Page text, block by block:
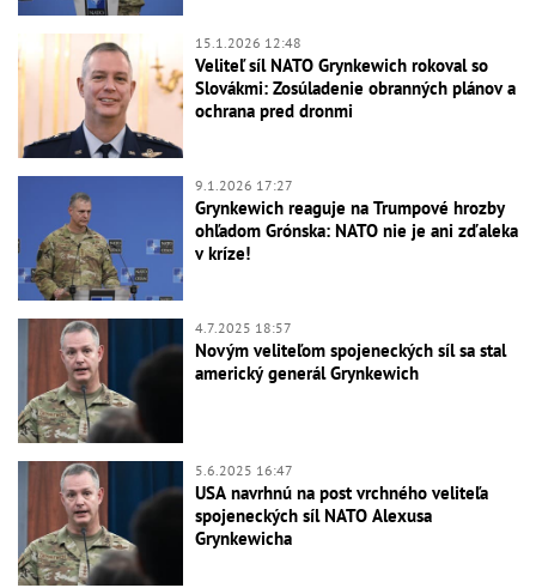
15.1.2026 12:48
Veliteľ síl NATO Grynkewich rokoval so
Slovákmi: Zosúladenie obranných plánov a
ochrana pred dronmi
9.1.2026 17:27
Grynkewich reaguje na Trumpové hrozby
ohľadom Grónska: NATO nie je ani zďaleka
v kríze!
4.7.2025 18:57
Novým veliteľom spojeneckých síl sa stal
americký generál Grynkewich
5.6.2025 16:47
USA navrhnú na post vrchného veliteľa
spojeneckých síl NATO Alexusa
Grynkewicha